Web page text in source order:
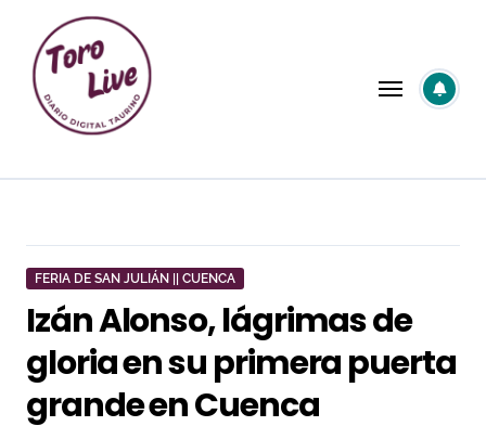
contenido
FERIA DE SAN JULIÁN || CUENCA
Izán Alonso, lágrimas de
gloria en su primera puerta
grande en Cuenca